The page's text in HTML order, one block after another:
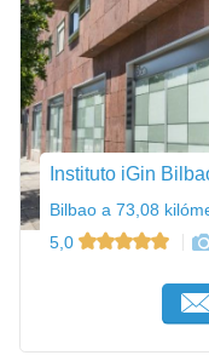
Instituto iGin
Bilbao a 73,08
5,0